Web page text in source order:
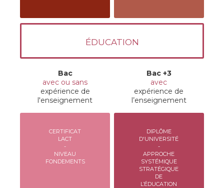
ÉDUCATION
Bac
avec ou sans
expérience de
l'enseignement
Bac +3
avec
expérience de
l’enseignement
CERTIFICAT
LACT
-
NIVEAU
FONDEMENTS
DIPLÔME
D'UNIVERSITÉ
-
APPROCHE
SYSTÉMIQUE
STRATÉGIQUE
DE
L’ÉDUCATION